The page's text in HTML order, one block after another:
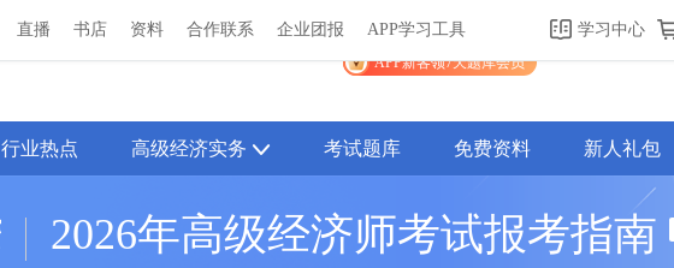
直播 书店 资料 合作联系 企业团报 APP学习工具 学习中心
直播 书店 资料 关于我们 帮助中心 APP学习工具
APP新客领7天题库会员
渠道合作 企业团报
行业热点 高级经济实务 考试题库 免费资料 新人礼包
2026年高级经济师考试报考指南